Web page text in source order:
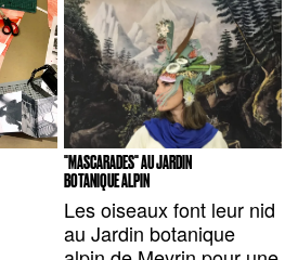
"MASCARADES" AU JARDIN
BOTANIQUE ALPIN
Les oiseaux font leur nid
au Jardin botanique